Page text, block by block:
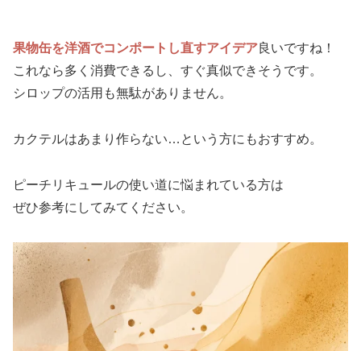
果物缶を洋酒でコンポートし直すアイデア良いですね！
これなら多く消費できるし、すぐ真似できそうです。
シロップの活用も無駄がありません。
カクテルはあまり作らない…という方にもおすすめ。
ピーチリキュールの使い道に悩まれている方は
ぜひ参考にしてみてください。